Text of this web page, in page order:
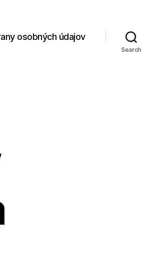
osobných údajov
Search